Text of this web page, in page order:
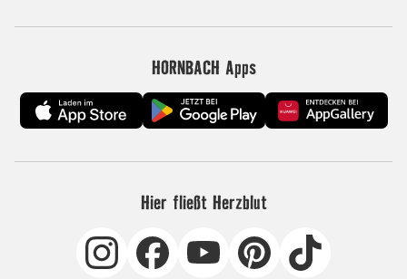
HORNBACH Apps
Hier fließt Herzblut